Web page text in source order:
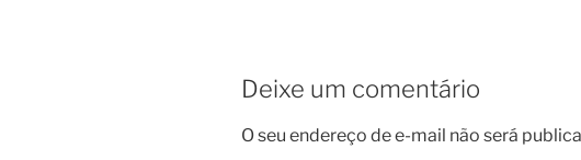
Deixe um comentário
O seu endereço de e-mail não será